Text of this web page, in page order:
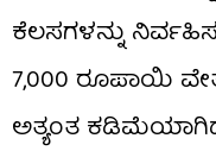
ಕೆಲಸಗಳನ್ನು
7,000 ರೂಪಾಯಿ
ಅತ್ಯಂತ